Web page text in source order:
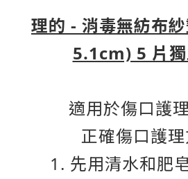
理的 - 消毒無紡布
5.1cm) 5 片
適用於傷口護
正確傷口護
1. 先用清水和肥